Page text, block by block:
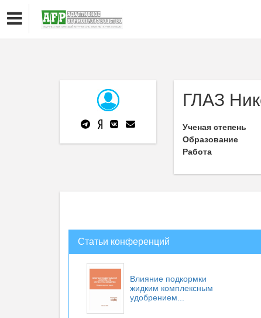
ГЛАЗ
Ученая степень
Образование
Работа
Статьи конференций
Влияние подкормки
жидким комплексным
удобрением...